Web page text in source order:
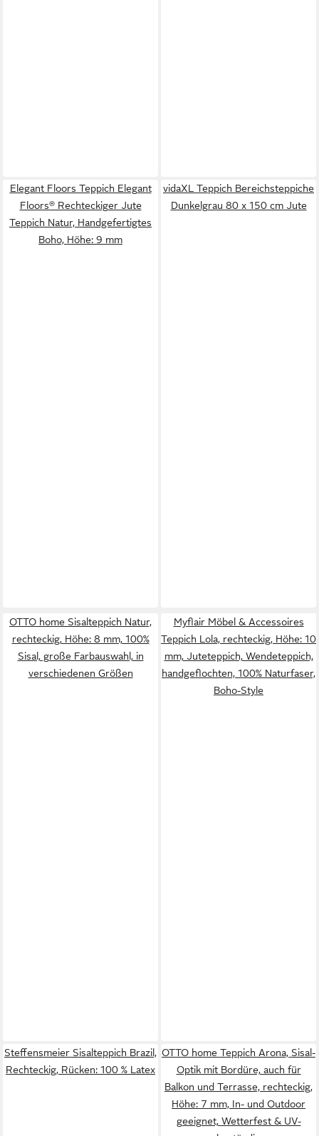
Elegant Floors Teppich Elegant
Floors® Rechteckiger Jute
Teppich Natur, Handgefertigtes
Boho, Höhe: 9 mm
vidaXL Teppich Bereichsteppiche
Dunkelgrau 80 x 150 cm Jute
OTTO home Sisalteppich Natur,
rechteckig, Höhe: 8 mm, 100%
Sisal, große Farbauswahl, in
verschiedenen Größen
Myflair Möbel & Accessoires
Teppich Lola, rechteckig, Höhe: 10
mm, Juteteppich, Wendeteppich,
handgeflochten, 100% Naturfaser,
Boho-Style
Steffensmeier Sisalteppich Brazil,
Rechteckig, Rücken: 100 % Latex
OTTO home Teppich Arona, Sisal-
Optik mit Bordüre, auch für
Balkon und Terrasse, rechteckig,
Höhe: 7 mm, In- und Outdoor
geeignet, Wetterfest & UV-